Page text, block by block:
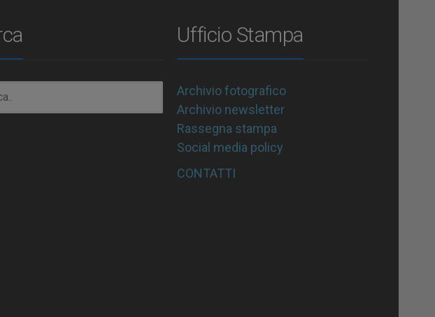
Ufficio Stampa
Archivio fotografico
Archivio newsletter
Rassegna stampa
Social media policy
CONTATTI